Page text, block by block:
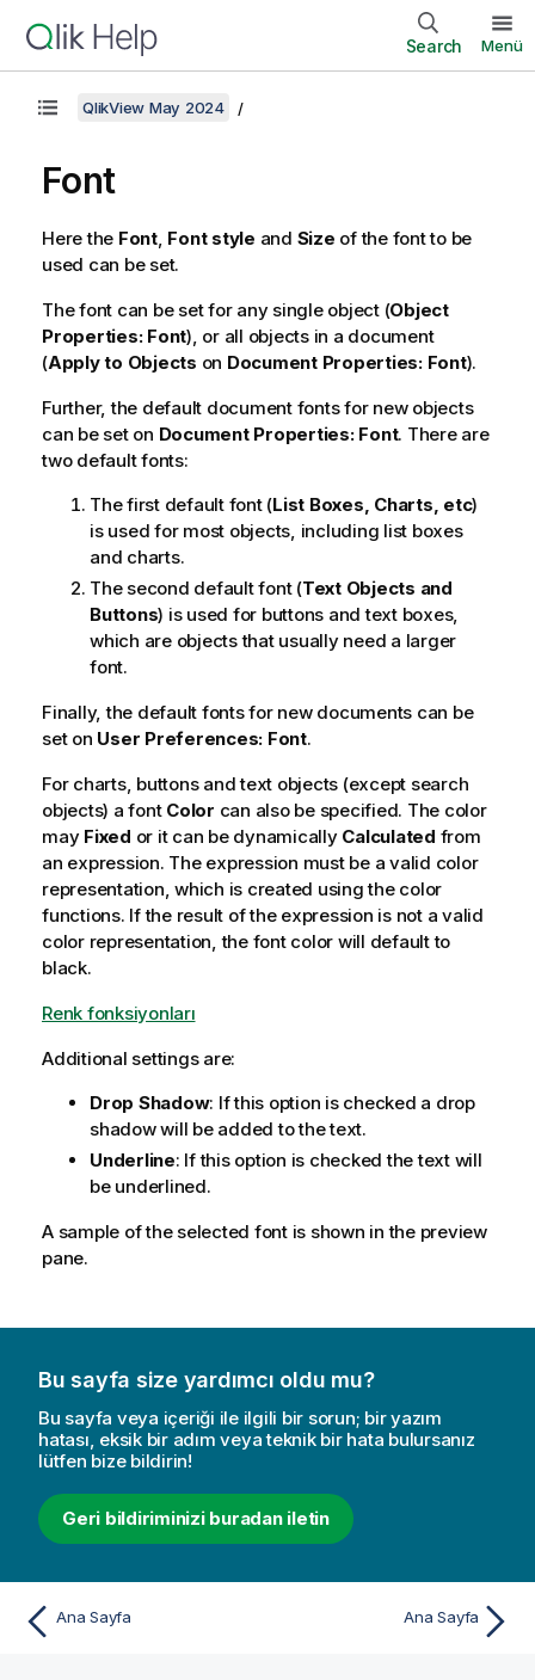
Search Menü
QlikView May 2024
Font
Here the Font, Font style and Size of the font to be
used can be set.
The font can be set for any single object (Object
Properties: Font), or all objects in a document
(Apply to Objects on Document Properties: Font).
Further, the default document fonts for new objects
can be set on Document Properties: Font. There are
two default fonts:
The first default font (List Boxes, Charts, etc)
is used for most objects, including list boxes
and charts.
The second default font (Text Objects and
Buttons) is used for buttons and text boxes,
which are objects that usually need a larger
font.
Finally, the default fonts for new documents can be
set on User Preferences: Font.
For charts, buttons and text objects (except search
objects) a font Color can also be specified. The color
may Fixed or it can be dynamically Calculated from
an expression. The expression must be a valid color
representation, which is created using the color
functions. If the result of the expression is not a valid
color representation, the font color will default to
black.
Renk fonksiyonları
Additional settings are:
Drop Shadow: If this option is checked a drop
shadow will be added to the text.
Underline: If this option is checked the text will
be underlined.
A sample of the selected font is shown in the preview
pane.
Bu sayfa size yardımcı oldu mu?
Bu sayfa veya içeriği ile ilgili bir sorun; bir yazım
hatası, eksik bir adım veya teknik bir hata bulursanız
lütfen bize bildirin!
Geri bildiriminizi buradan iletin
Ana Sayfa Ana Sayfa